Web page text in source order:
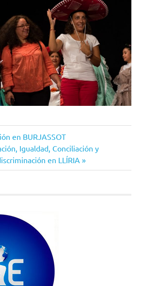
en BURJASSOT
Igualdad, Conciliación y
en LLÍRIA